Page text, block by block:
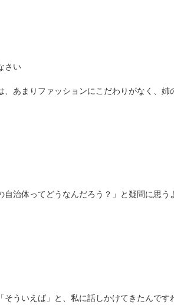
さい
あまりファッションにこだわりがなく、姉
自治体ってどうなんだろう？」と疑問に思
ういえば」と、私に話しかけてきたんです